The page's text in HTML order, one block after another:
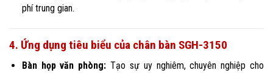
phí trung gian.
4. Ứng dụng tiêu biểu của chân bàn SGH-3150
Bàn họp văn phòng: Tạo sự uy nghiêm, chuyên nghiệp cho